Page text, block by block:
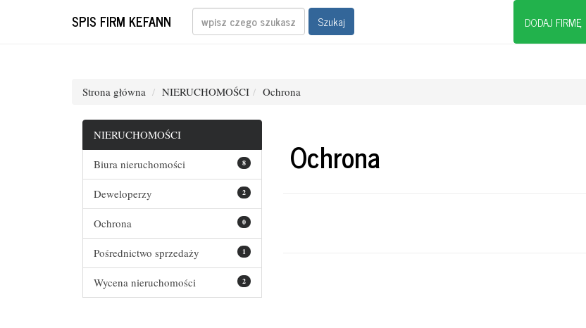
SPIS FIRM KEFANN Szukaj DODAJ FIRMĘ
Strona główna NIERUCHOMOŚCI Ochrona
NIERUCHOMOŚCI
8
Biura nieruchomości
2
Deweloperzy
0
Ochrona
1
Pośrednictwo sprzedaży
2
Wycena nieruchomości
Ochrona